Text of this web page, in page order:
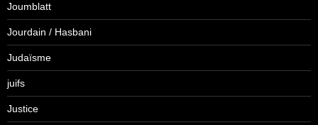
Joumblatt
Jourdain / Hasbani
Judaïsme
juifs
Justice